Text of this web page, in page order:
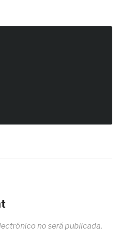
no será publicada.